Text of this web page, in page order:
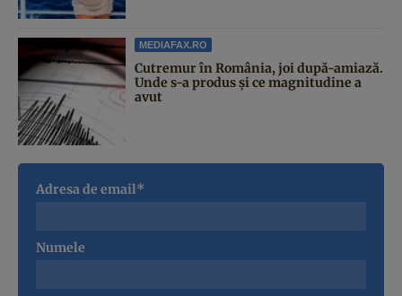
MEDIAFAX.RO
Cutremur în România, joi după-amiază.
Unde s-a produs și ce magnitudine a
avut
Adresa de email*
Numele